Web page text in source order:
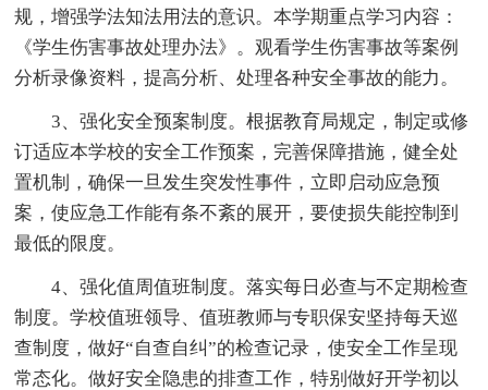
规，增强学法知法用法的意识。本学期重点学习内容：
《学生伤害事故处理办法》。观看学生伤害事故等案例
分析录像资料，提高分析、处理各种安全事故的能力。
3、强化安全预案制度。根据教育局规定，制定或修
订适应本学校的安全工作预案，完善保障措施，健全处
置机制，确保一旦发生突发性事件，立即启动应急预
案，使应急工作能有条不紊的展开，要使损失能控制到
最低的限度。
4、强化值周值班制度。落实每日必查与不定期检查
制度。学校值班领导、值班教师与专职保安坚持每天巡
查制度，做好“自查自纠”的检查记录，使安全工作呈现
常态化。做好安全隐患的排查工作，特别做好开学初以